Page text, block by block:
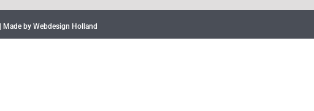
Made by Webdesign Holland